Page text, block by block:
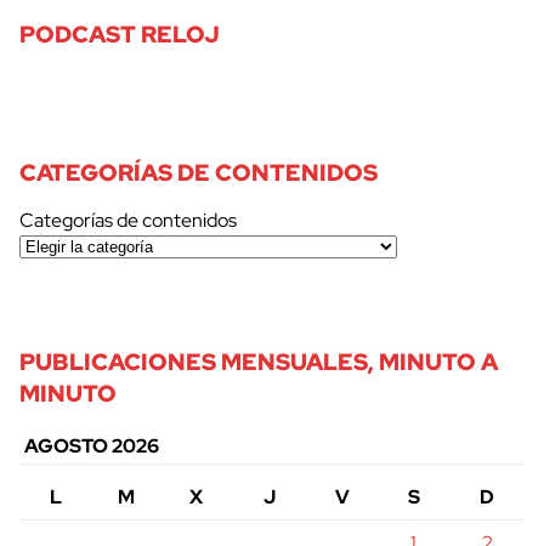
PODCAST RELOJ
CATEGORÍAS DE CONTENIDOS
Categorías de contenidos
PUBLICACIONES MENSUALES, MINUTO A
MINUTO
AGOSTO 2026
L
M X J V S
D